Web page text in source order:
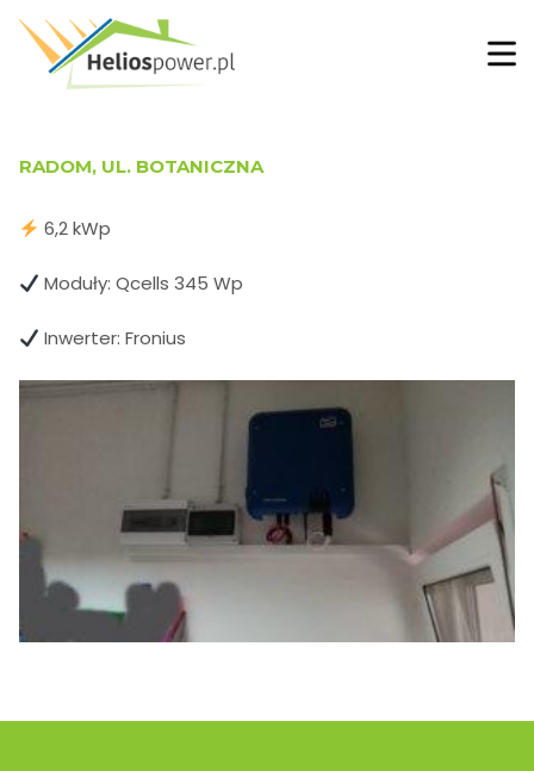
RADOM, UL. BOTANICZNA
6,2 kWp
Moduły: Qcells 345 Wp
Inwerter: Fronius